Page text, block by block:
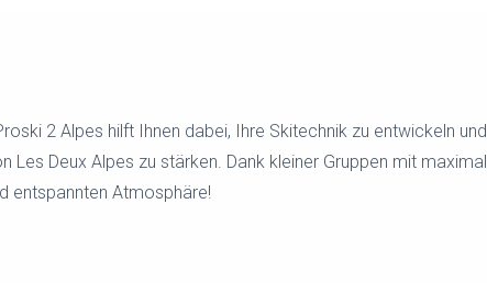
2 Alpes hilft Ihnen dabei, Ihre Skitechnik zu entwickeln und
Les Deux Alpes zu stärken. Dank kleiner Gruppen mit maximal
entspannten Atmosphäre!